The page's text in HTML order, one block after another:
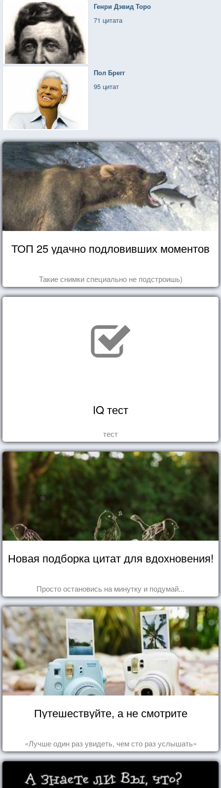
Генри Дэвид Торо
71 цитата
Пол Брегг
95 цитат
ТОП 25 удачно подловивших моментов
Такие снимки специально не подстроишь)
IQ тест
тест
Новая подборка цитат для вдохновения!
Просто остановись на минутку и подумай...
Путешествуйте, а не смотрите
«Лучше один раз увидеть, чем сто раз услышать»